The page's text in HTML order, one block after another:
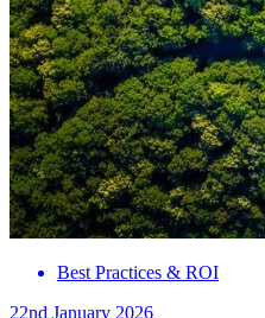
Best Practices & ROI
22nd January 2026